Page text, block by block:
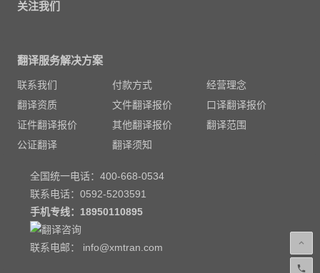
关注我们
翻译服务解决方案
联系我们 付款方式
经营理念
翻译资质
文件翻译报价
口译翻译报价
证件翻译报价
其他翻译报价
翻译范围
公证翻译
翻译须知
全国统一电话：400-668-0534
联系电话：0592-5203591
手机专线： 18950110895
联系电邮： info@xmtran.com